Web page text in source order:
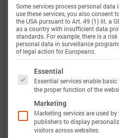
电压范围
定义
温度范围
定义
此外，巴特莫电池模型的
Some services process personal
use these services, you also consent
the USA pursuant to Art. 49 (1) lit. a
as a country with insufficient data
standards. For example, there is a
personal data in surveillance
of legal action for Europeans.
The following is a list of
Essential
Essential services enable
the proper function of the
Marketing
Marketing services are used
publishers to display
visitors across websites.